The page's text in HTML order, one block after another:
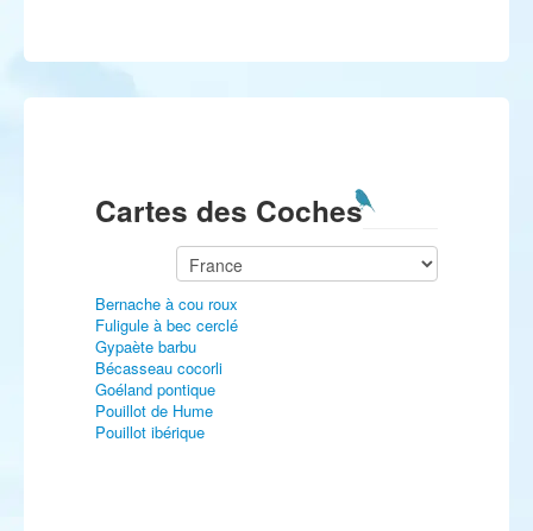
Cartes des Coches
Bernache à cou roux
Fuligule à bec cerclé
Gypaète barbu
Bécasseau cocorli
Goéland pontique
Pouillot de Hume
Pouillot ibérique